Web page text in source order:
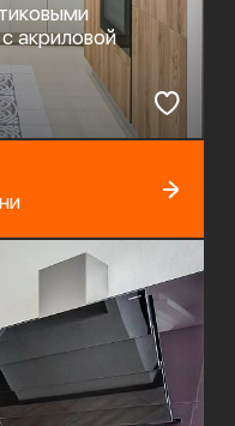
акриловой